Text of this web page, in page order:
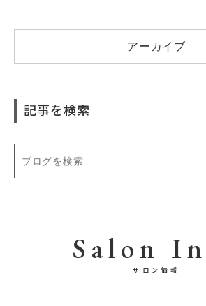
アーカイブ
記事を検索
Salon
サロン情報